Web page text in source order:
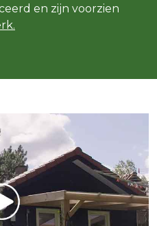
en zijn voorzien